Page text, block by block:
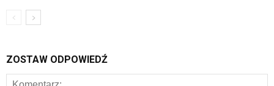
ZOSTAW ODPOWIEDŹ